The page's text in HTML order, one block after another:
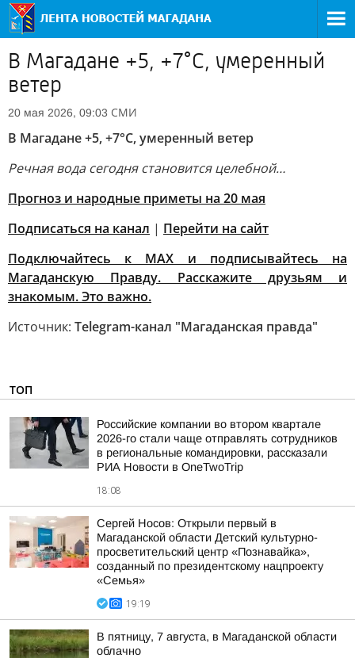
В Магадане +5, +7°C, умеренный
ветер
20 мая 2026, 09:03 СМИ
В Магадане +5, +7°C, умеренный ветер
Речная вода сегодня становится целебной…
Прогноз и народные приметы на 20 мая
Подписаться на канал | Перейти на сайт
Подключайтесь к MAX и подписывайтесь на
Магаданскую Правду. Расскажите друзьям и
знакомым. Это важно.
Источник: Telegram-канал "Магаданская правда"
ТОП
Российские компании во втором квартале
2026-го стали чаще отправлять сотрудников
в региональные командировки, рассказали
РИА Новости в OneTwoTrip
18:08
Сергей Носов: Открыли первый в
Магаданской области Детский культурно-
просветительский центр «Познавайка»,
созданный по президентскому нацпроекту
«Семья»
19:19
В пятницу, 7 августа, в Магаданской области
облачно